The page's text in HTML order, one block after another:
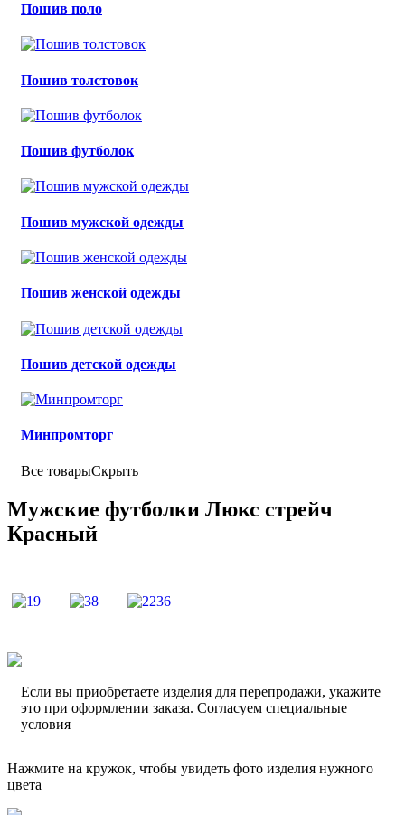
Пошив поло
Пошив толстовок
Пошив футболок
Пошив мужской одежды
Пошив женской одежды
Пошив детской одежды
Минпромторг
Все товарыСкрыть
Мужские футболки Люкс стрейч
Красный
Если вы приобретаете изделия для перепродажи, укажите
это при оформлении заказа. Согласуем специальные
условия
Нажмите на кружок, чтобы увидеть фото изделия нужного
цвета